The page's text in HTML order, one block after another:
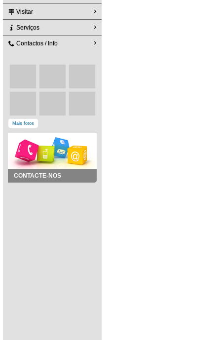
Visitar
Serviços
Contactos / Info
Mais fotos
CONTACTE-NOS